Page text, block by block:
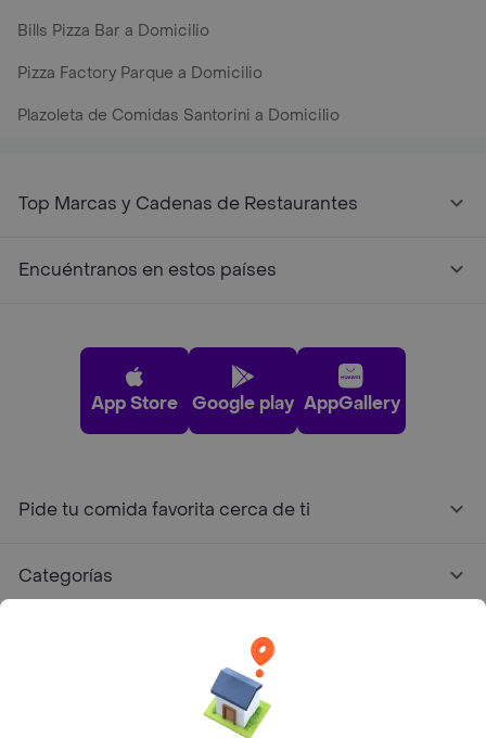
Bills Pizza Bar a Domicilio
Pizza Factory Parque a Domicilio
Plazoleta de Comidas Santorini a Domicilio
Top Marcas y Cadenas de Restaurantes
Encuéntranos en estos países
App Store Google play AppGallery
Pide tu comida favorita cerca de ti
Categorías